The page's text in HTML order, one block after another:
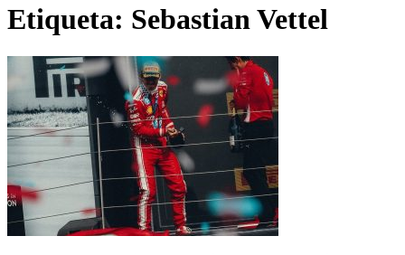
Etiqueta: Sebastian Vettel